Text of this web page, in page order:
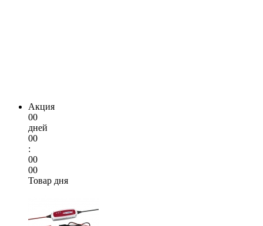
Акция
00
дней
00
:
00
00
Товар дня